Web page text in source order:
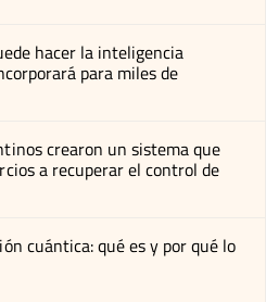
hacer la inteligencia
para miles de
crearon un sistema que
a recuperar el control de
cuántica: qué es y por qué lo